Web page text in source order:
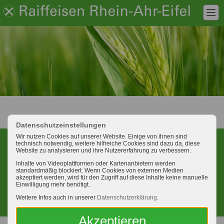
Standorte Öffnungszeiten
Ansprechpartner Newsletter
Datenschutzeinstellungen
Wir nutzen Cookies auf unserer Website. Einige von ihnen sind
technisch notwendig, weitere hilfreiche Cookies sind dazu da, diese
Website zu analysieren und ihre Nutzererfahrung zu verbessern.
Inhalte von Videoplattformen oder Kartenanbietern werden
standardmäßig blockiert. Wenn Cookies von externen Medien
akzeptiert werden, wird für den Zugriff auf diese Inhalte keine manuelle
Einwilligung mehr benötigt.
Weitere Infos auch in unserer Datenschutzerklärung.
Akzeptieren